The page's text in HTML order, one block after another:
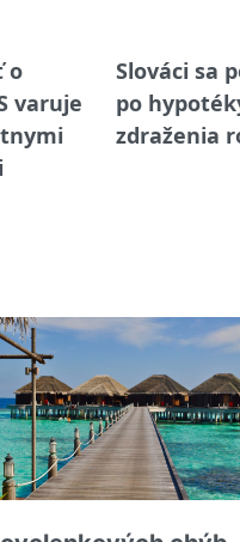
o
varuje
Slováci sa
po
zdraženia